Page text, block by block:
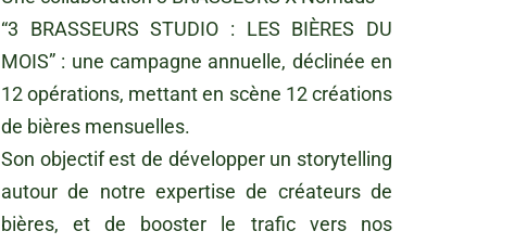
“3 BRASSEURS STUDIO : LES BIÈRES DU
MOIS” : une campagne annuelle, déclinée en
12 opérations, mettant en scène 12 créations
de bières mensuelles.
Son objectif est de développer un storytelling
autour de notre expertise de créateurs de
bières, et de booster le trafic vers nos